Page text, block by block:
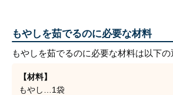
もやしを茹でるのに必要な材料
もやしを茹でるのに必要な材料は以下の
【材料】
もやし…1袋